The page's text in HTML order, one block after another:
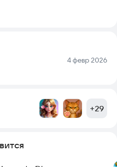
Это не просто очередной
древний мир.
сейчас и начните свой
Дата:
4 февр 2026
+29